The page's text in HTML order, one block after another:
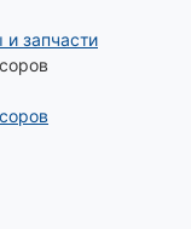
запчасти